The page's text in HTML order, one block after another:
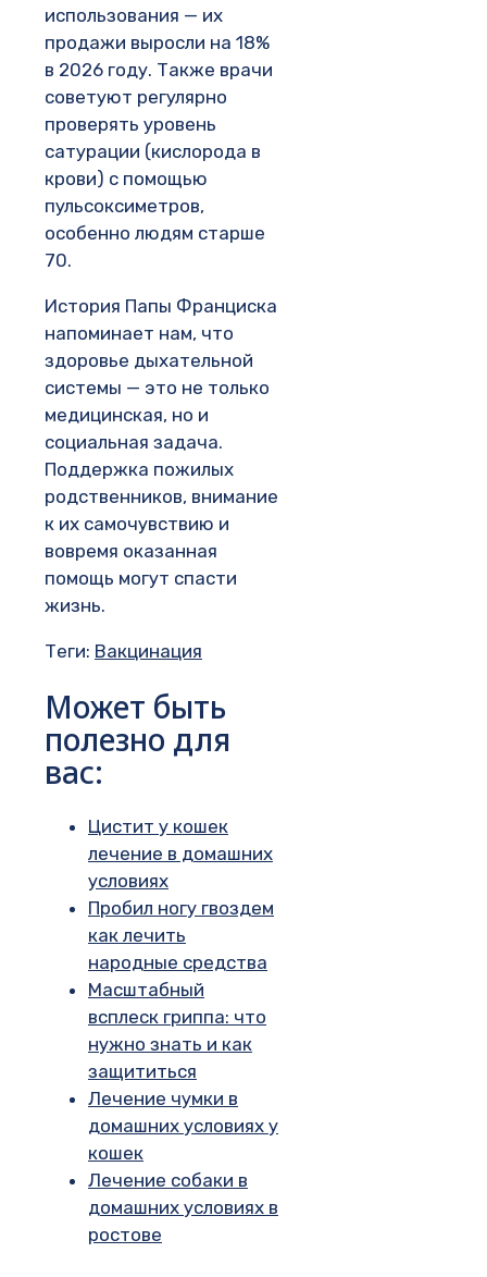
использования — их
продажи выросли на 18%
в 2026 году. Также врачи
советуют регулярно
проверять уровень
сатурации (кислорода в
крови) с помощью
пульсоксиметров,
особенно людям старше
70.
История Папы Франциска
напоминает нам, что
здоровье дыхательной
системы — это не только
медицинская, но и
социальная задача.
Поддержка пожилых
родственников, внимание
к их самочувствию и
вовремя оказанная
помощь могут спасти
жизнь.
Теги: Вакцинация
Может быть
полезно для
вас:
Цистит у кошек
лечение в домашних
условиях
Пробил ногу гвоздем
как лечить
народные средства
Масштабный
всплеск гриппа: что
нужно знать и как
защититься
Лечение чумки в
домашних условиях у
кошек
Лечение собаки в
домашних условиях в
ростове